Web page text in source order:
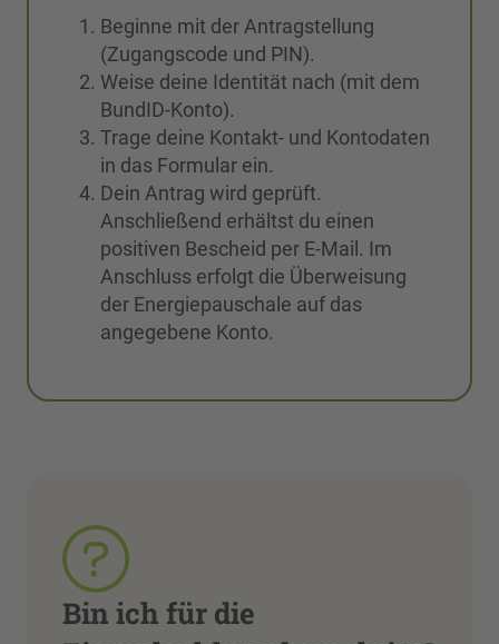
Beginne mit der Antragstellung
(Zugangscode und PIN).
Weise deine Identität nach (mit dem
BundID-Konto).
Trage deine Kontakt- und Kontodaten
in das Formular ein.
Dein Antrag wird geprüft.
Anschließend erhältst du einen
positiven Bescheid per E-Mail. Im
Anschluss erfolgt die Überweisung
der Energiepauschale auf das
angegebene Konto.
Bin ich für die